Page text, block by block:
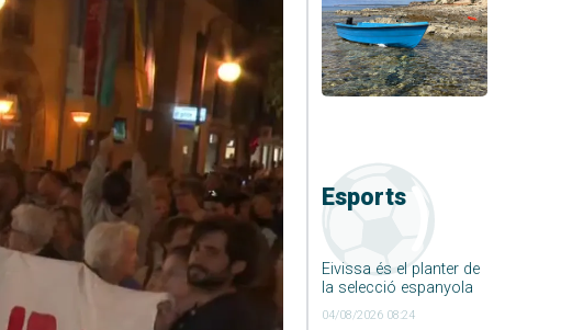
Esports
Eivissa és el planter de
la selecció espanyola
04/08/2026 08:24